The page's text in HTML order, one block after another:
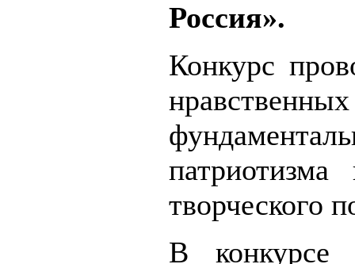
Россия».
Конкурс
творческого
В конкурсе